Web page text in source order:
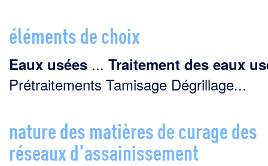
éléments de choix
Eaux usées ... Traitement des eaux
Prétraitements Tamisage Dégrillage...
nature des matières de curage des
réseaux d'assainissement